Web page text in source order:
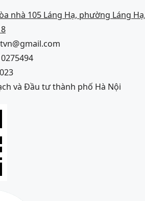
nhà 105 Láng Hạ, phường Láng
và Đầu tư thành phố Hà Nội